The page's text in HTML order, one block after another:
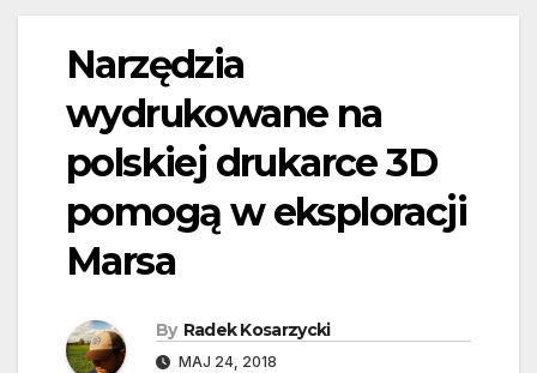
Narzędzia
wydrukowane na
polskiej drukarce 3D
pomogą w eksploracji
Marsa
By Radek Kosarzycki
MAJ 24, 2018